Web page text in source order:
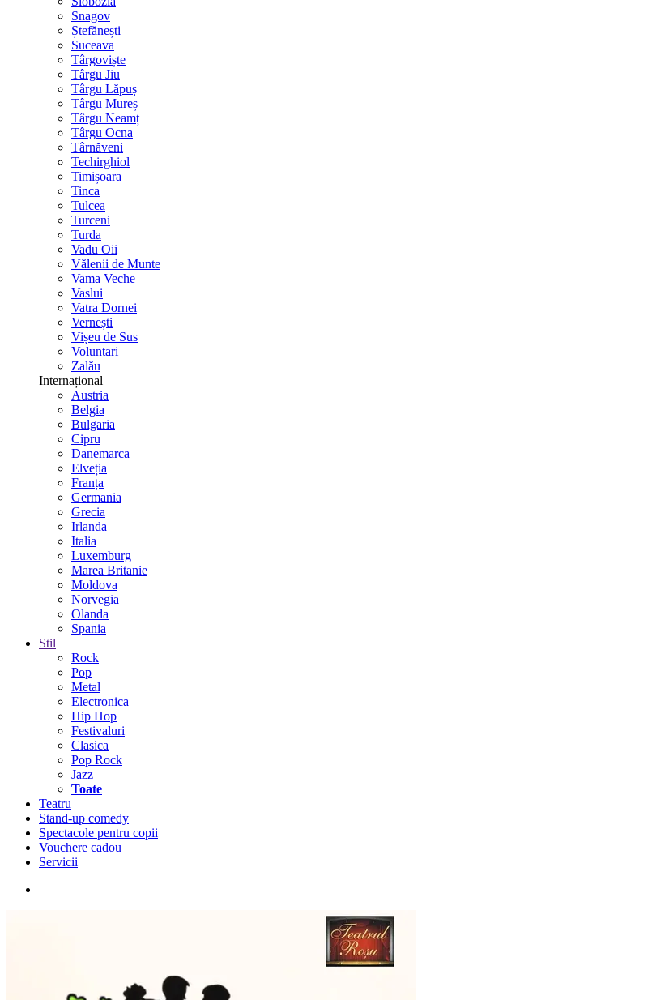
Snagov
Ștefănești
Suceava
Târgoviște
Târgu Jiu
Târgu Lăpuș
Târgu Mureș
Târgu Neamț
Târgu Ocna
Târnăveni
Techirghiol
Timișoara
Tinca
Tulcea
Turceni
Turda
Vadu Oii
Vălenii de Munte
Vama Veche
Vaslui
Vatra Dornei
Vernești
Vișeu de Sus
Voluntari
Zalău
Internațional
Austria
Belgia
Bulgaria
Cipru
Danemarca
Elveția
Franța
Germania
Grecia
Irlanda
Italia
Luxemburg
Marea Britanie
Moldova
Norvegia
Olanda
Spania
Stil
Rock
Pop
Metal
Electronica
Hip Hop
Festivaluri
Clasica
Pop Rock
Jazz
Toate
Teatru
Stand-up comedy
Spectacole pentru copii
Vouchere cadou
Servicii